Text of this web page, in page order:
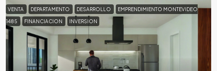
VENTA DEPARTAMENTO DESARROLLO EMPRENDIMIENTO MONTEVIDEO
1485 FINANCIACION INVERSION